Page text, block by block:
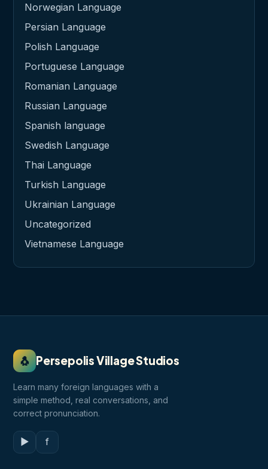
Norwegian Language
Persian Language
Polish Language
Portuguese Language
Romanian Language
Russian Language
Spanish language
Swedish Language
Thai Language
Turkish Language
Ukrainian Language
Uncategorized
Vietnamese Language
🐧 Persepolis Village Studios
Learn many foreign languages with a
simple method, real conversations, and
correct pronunciation.
▶ f